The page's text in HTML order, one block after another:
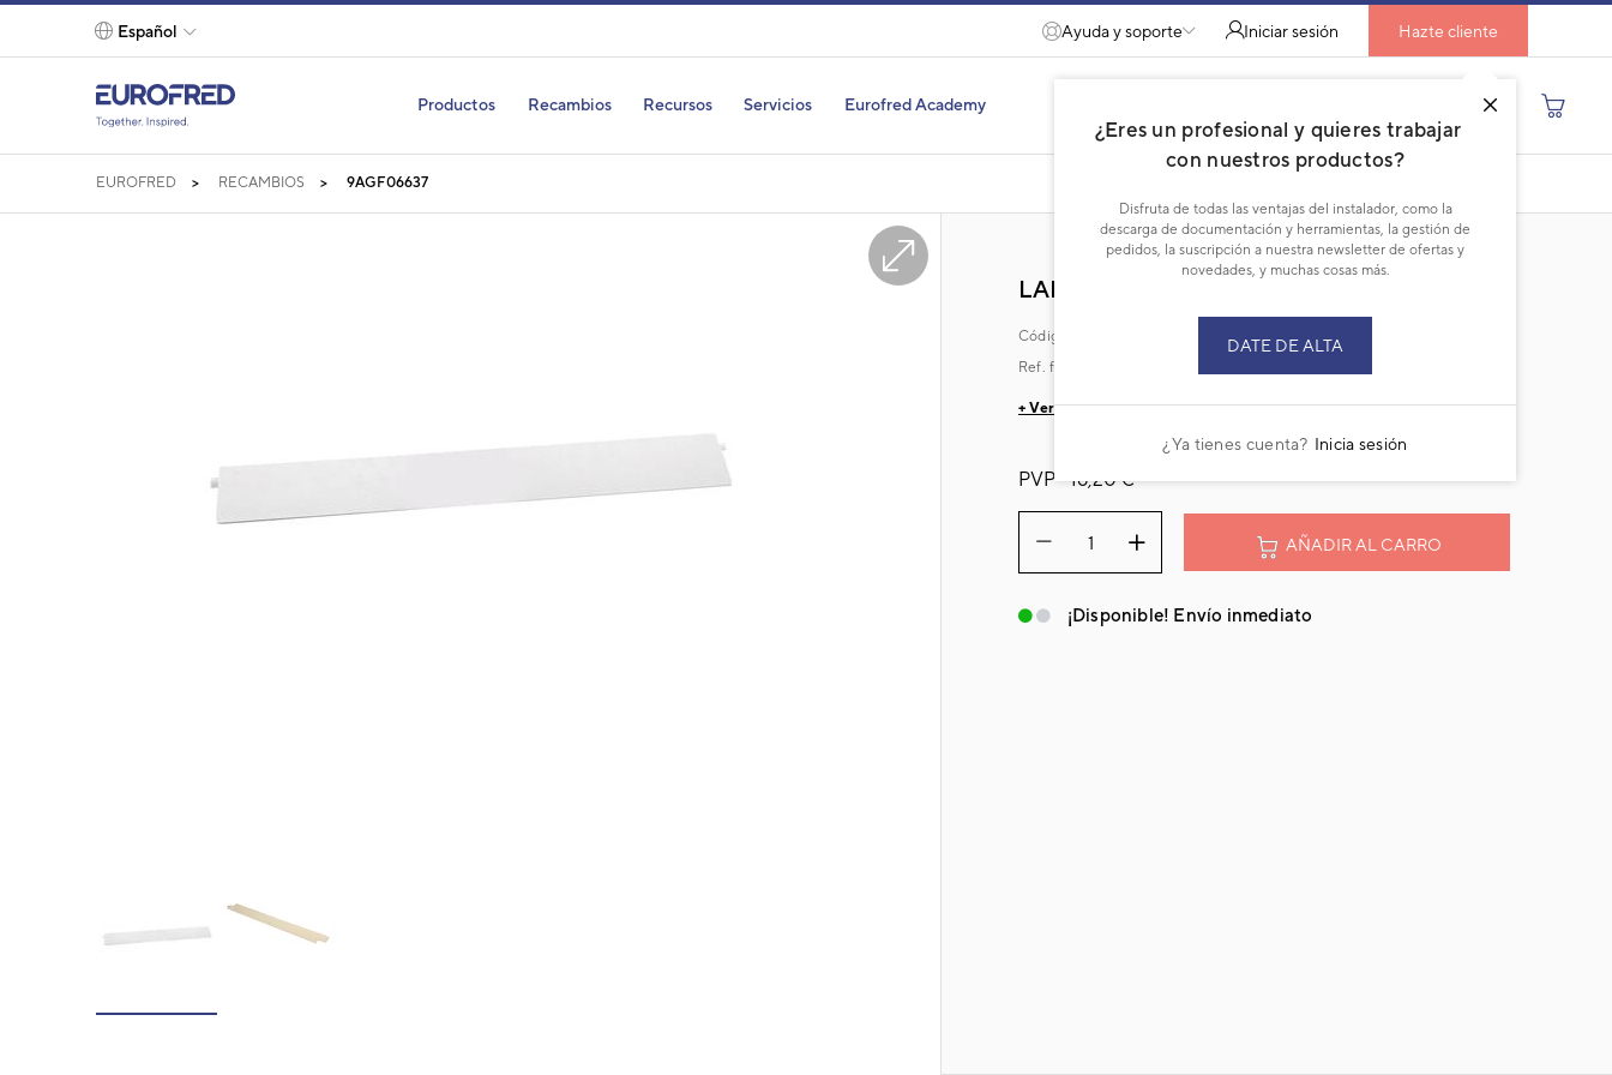
text.skipToContent
text.skipToNavigation
Español
Ayuda y soporte Iniciar sesión
¿Eres un profesional y quieres trabajar
con nuestros productos?
Disfruta de todas las ventajas del instalador, como la
descarga de documentación y herramientas, la gestión de
pedidos, la suscripción a nuestra newsletter de ofertas y
novedades, y muchas cosas más.
DATE DE ALTA
¿Ya tienes cuenta? Inicia sesión
Hazte cliente
Productos Recambios Recursos Servicios Eurofred Academy
EUROFRED RECAMBIOS 9AGF06637
LAMA
Código:
Ref. fabricante:
+ Ver detalles técnicos del producto
PVP -16,20 €
AÑADIR AL CARRO
¡Disponible! Envío inmediato